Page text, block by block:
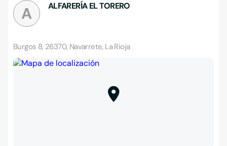
A ALFARERÍA EL TORERO
Burgos 8, 26370, Navarrete, La Rioja